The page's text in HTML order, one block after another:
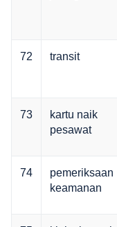
72 transit
73
kartu naik
pesawat
74
pemeriksaan
keamanan